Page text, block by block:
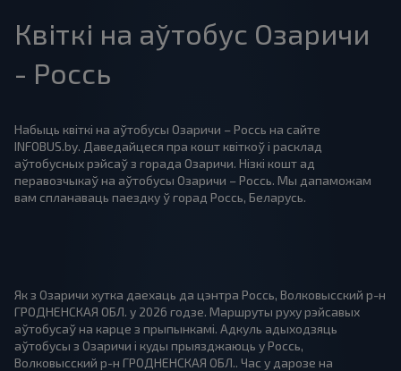
Квіткі на аўтобус Озаричи
- Россь
Набыць квіткі на аўтобусы Озаричи – Россь на сайте
INFOBUS.by. Даведайцеся пра кошт квіткоў і расклад
аўтобусных рэйсаў з горада Озаричи. Нізкі кошт ад
перавозчыкаў на аўтобусы Озаричи – Россь. Мы дапаможам
вам спланаваць паездку ў горад Россь, Беларусь.
Як з Озаричи хутка даехаць да цэнтра Россь, Волковысский р-н
ГРОДНЕНСКАЯ ОБЛ. у 2026 годзе. Маршруты руху рэйсавых
аўтобусаў на карце з прыпынкамі. Адкуль адыходзяць
аўтобусы з Озаричи і куды прыязджаюць у Россь,
Волковысский р-н ГРОДНЕНСКАЯ ОБЛ.. Час у дарозе на